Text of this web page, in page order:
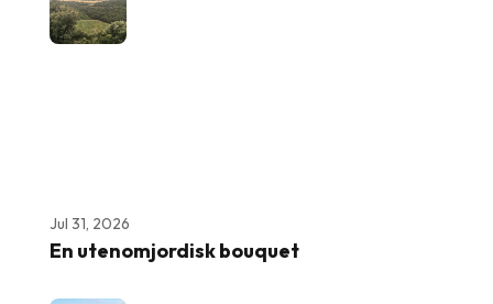
Jul 31, 2026
En utenomjordisk bouquet